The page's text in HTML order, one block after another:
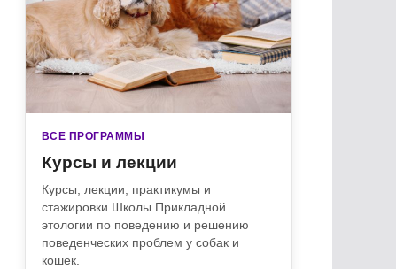
ВСЕ ПРОГРАММЫ
Курсы и лекции
Курсы, лекции, практикумы и
стажировки Школы Прикладной
этологии по поведению и решению
поведенческих проблем у собак и
кошек.